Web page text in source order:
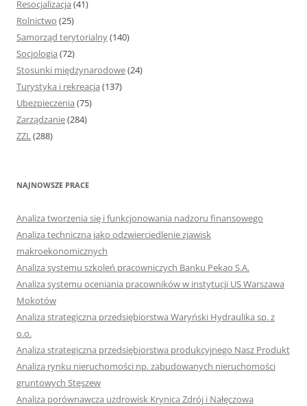
Resocjalizacja (41)
Rolnictwo (25)
Samorząd terytorialny(140)
Socjologia (72)
Stosunki międzynarodowe(24)
Turystyka i rekreacja (137)
Ubezpieczenia (75)
Zarządzanie(284)
ZZL(288)
NAJNOWSZE PRACE
Analiza tworzenia się i funkcjonowania nadzoru finansowego
Analiza techniczna jako odzwierciedlenie zjawisk
makroekonomicznych
Analiza systemu szkoleń pracowniczych Banku Pekao S.A.
Analiza systemu oceniania pracowników w instytucji US Warszawa
Mokotów
Analiza strategiczna przedsiębiorstwa Waryński Hydraulika sp. z
o.o.
Analiza strategiczna przedsiębiorstwa produkcyjnego Nasz Produkt
Analiza rynku nieruchomości np. zabudowanych nieruchomości
gruntowych Stęszew
Analiza porównawcza uzdrowisk Krynica Zdrój i Nałęczowa